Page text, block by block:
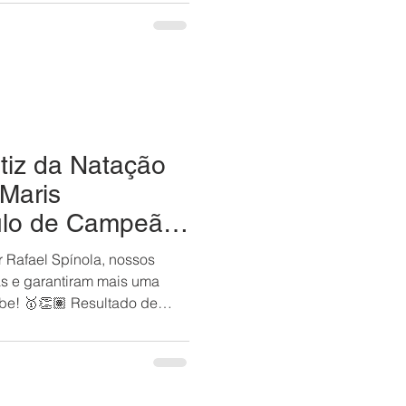
dança e grandes
especial, o
da Natação
de Campeã
Spínola, nossos
e garantiram mais uma
🥇👏🏽 Resultado de
atletas, comissão
incrível! 💙🌊